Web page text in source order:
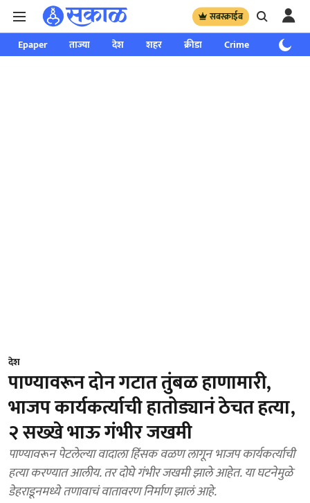
सबस्क्राईब
Epaper ताज्या देश शहर क्रीडा Crime साप्ताहिक
देश
पाण्यावरून दोन गटात तुंबळ हाणामारी,
भाजप कार्यकर्त्याची हातोड्यानं ठेचत हत्या,
२ सख्खे भाऊ गंभीर जखमी
पाण्यावरून पेटलेल्या वादाला हिंसक वळण लागून भाजप कार्यकर्त्याची
हत्या करण्यात आलीय. तर दोघे गंभीर जखमी झाले आहेत. या घटनेमुळे
डेहराडूनमध्ये तणावाचं वातावरण निर्माण झालं आहे.